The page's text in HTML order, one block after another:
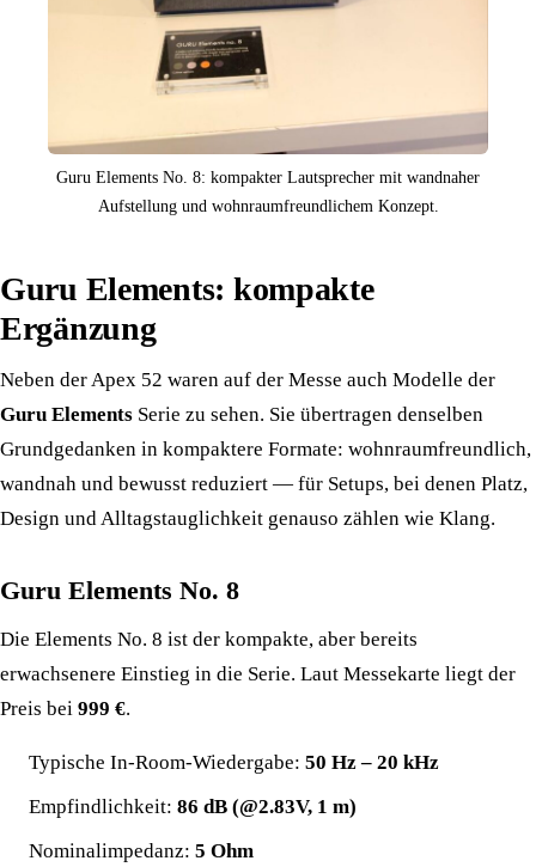
Guru Elements No. 8: kompakter Lautsprecher mit wandnaher
Aufstellung und wohnraumfreundlichem Konzept.
Guru Elements: kompakte
Ergänzung
Neben der Apex 52 waren auf der Messe auch Modelle der
Guru Elements Serie zu sehen. Sie übertragen denselben
Grundgedanken in kompaktere Formate: wohnraumfreundlich,
wandnah und bewusst reduziert — für Setups, bei denen Platz,
Design und Alltagstauglichkeit genauso zählen wie Klang.
Guru Elements No. 8
Die Elements No. 8 ist der kompakte, aber bereits
erwachsenere Einstieg in die Serie. Laut Messekarte liegt der
Preis bei 999 €.
Typische In-Room-Wiedergabe: 50 Hz – 20 kHz
Empfindlichkeit: 86 dB (@2.83V, 1 m)
Nominalimpedanz: 5 Ohm